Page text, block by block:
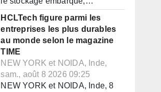
HCLTech figure parmi les
entreprises les plus durables
au monde selon le magazine
TIME
NEW YORK et NOIDA, Inde,
sam., août 8 2026 09:25
NEW YORK et NOIDA, Inde, 8